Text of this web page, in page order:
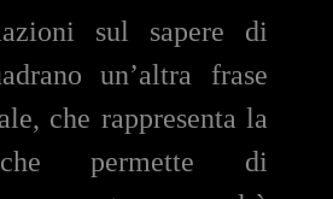
sul sapere di
un’altra frase
che rappresenta la
permette di